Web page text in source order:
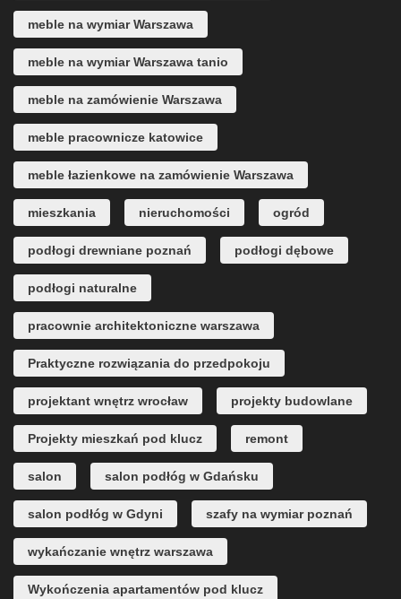
meble na wymiar Warszawa
meble na wymiar Warszawa tanio
meble na zamówienie Warszawa
meble pracownicze katowice
meble łazienkowe na zamówienie Warszawa
mieszkania nieruchomości ogród
podłogi drewniane poznań podłogi dębowe
podłogi naturalne
pracownie architektoniczne warszawa
Praktyczne rozwiązania do przedpokoju
projektant wnętrz wrocław projekty budowlane
Projekty mieszkań pod klucz remont
salon salon podłóg w Gdańsku
salon podłóg w Gdyni szafy na wymiar poznań
wykańczanie wnętrz warszawa
Wykończenia apartamentów pod klucz